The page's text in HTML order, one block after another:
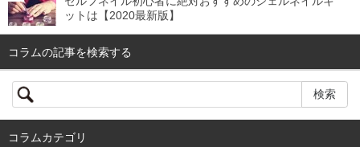
ットは【2020最新版】
コラムの記事を検索する
コラムカテゴリ